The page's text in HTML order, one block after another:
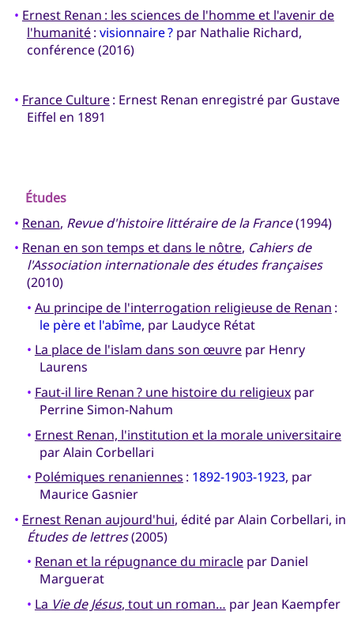
• Ernest Renan : les sciences de l'homme et l'avenir de
l'humanité: visionnaire ?par Nathalie Richard,
conférence (2016)
• France Culture: Ernest Renan enregistré par Gustave
Eiffel en 1891
Études
• Renan, Revue d'histoire littéraire de la France(1994)
• Renan en son temps et dans le nôtre, Cahiers de
l'Association internationale des études françaises
(2010)
• Au principe de l'interrogation religieuse de Renan :
le père et l'abîme, par Laudyce Rétat
• La place de l'islam dans son œuvrepar Henry
Laurens
• Faut-il lire Renan ? une histoire du religieuxpar
Perrine Simon-Nahum
• Ernest Renan, l'institution et la morale universitaire
par Alain Corbellari
• Polémiques renaniennes : 1892-1903-1923, par
Maurice Gasnier
• Ernest Renan aujourd'hui, édité par Alain Corbellari, in
Études de lettres(2005)
• Renan et la répugnance du miraclepar Daniel
Marguerat
• La Vie de Jésus, tout un roman… par Jean Kaempfer